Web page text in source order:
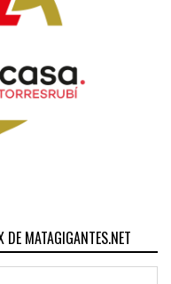
MATAGIGANTES.NET